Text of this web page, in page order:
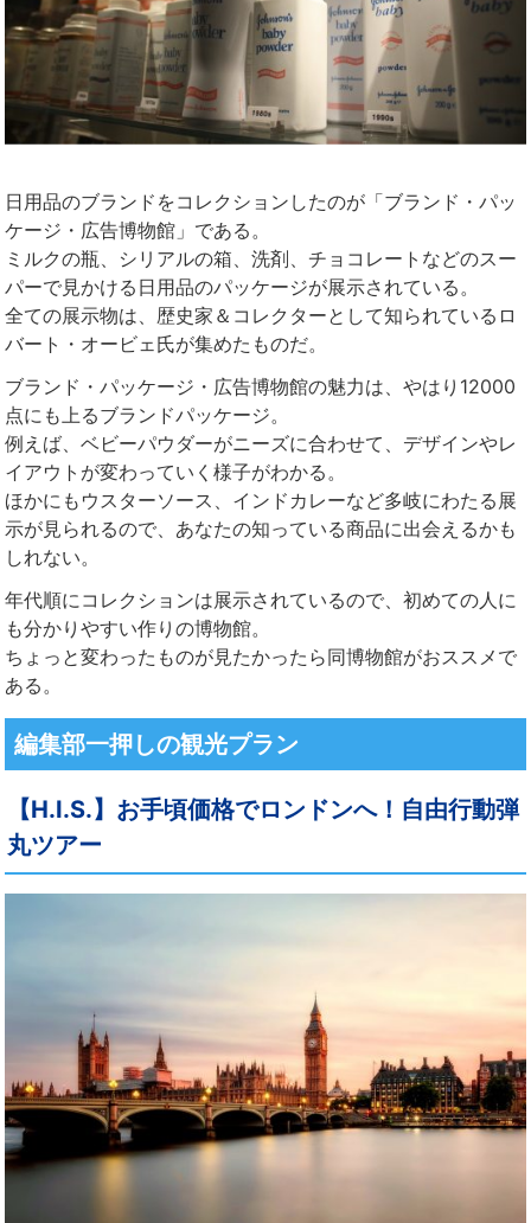
日用品のブランドをコレクションしたのが「ブランド・パッ
ケージ・広告博物館」である。
ミルクの瓶、シリアルの箱、洗剤、チョコレートなどのスー
パーで見かける日用品のパッケージが展示されている。
全ての展示物は、歴史家＆コレクターとして知られているロ
バート・オービェ氏が集めたものだ。
ブランド・パッケージ・広告博物館の魅力は、やはり12000
点にも上るブランドパッケージ。
例えば、ベビーパウダーがニーズに合わせて、デザインやレ
イアウトが変わっていく様子がわかる。
ほかにもウスターソース、インドカレーなど多岐にわたる展
示が見られるので、あなたの知っている商品に出会えるかも
しれない。
年代順にコレクションは展示されているので、初めての人に
も分かりやすい作りの博物館。
ちょっと変わったものが見たかったら同博物館がおススメで
ある。
編集部一押しの観光プラン
【H.I.S.】お手頃価格でロンドンへ！自由行動弾
丸ツアー